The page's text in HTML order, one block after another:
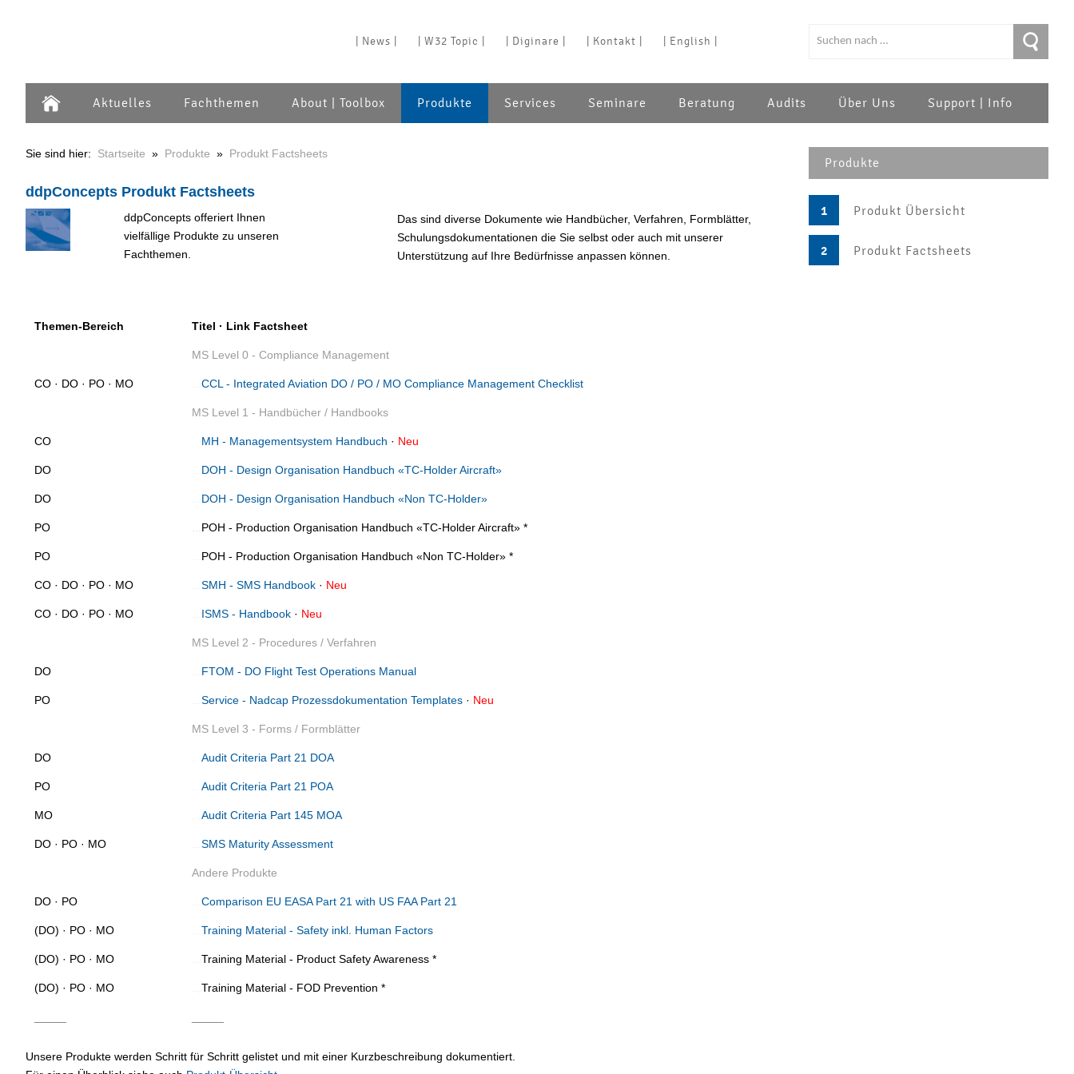
| News | | W32 Topic | | Diginare | | Kontakt | | English |
Aktuelles Fachthemen About | Toolbox Produkte Services Seminare Beratung Audits Über Uns Support | Info
Produkte
1 Produkt Übersicht
2 Produkt Factsheets
Sie sind hier: Startseite » Produkte » Produkt Factsheets
ddpConcepts Produkt Factsheets
ddpConcepts offeriert Ihnen
vielfällige Produkte zu unseren
Fachthemen.
Das sind diverse Dokumente wie Handbücher, Verfahren, Formblätter,
Schulungsdokumentationen die Sie selbst oder auch mit unserer
Unterstützung auf Ihre Bedürfnisse anpassen können.
Themen-Bereich Titel · Link Factsheet
MS Level 0 - Compliance Management
CO · DO · PO · MO CCL - Integrated Aviation DO / PO / MO Compliance Management Checklist
MS Level 1 - Handbücher / Handbooks
CO MH - Managementsystem Handbuch · Neu
DO DOH - Design Organisation Handbuch «TC-Holder Aircraft»
DO DOH - Design Organisation Handbuch «Non TC-Holder»
PO POH - Production Organisation Handbuch «TC-Holder Aircraft» *
PO POH - Production Organisation Handbuch «Non TC-Holder» *
CO · DO · PO · MO SMH - SMS Handbook · Neu
CO · DO · PO · MO ISMS - Handbook · Neu
MS Level 2 - Procedures / Verfahren
DO FTOM - DO Flight Test Operations Manual
PO Service - Nadcap Prozessdokumentation Templates · Neu
MS Level 3 - Forms / Formblätter
DO Audit Criteria Part 21 DOA
PO Audit Criteria Part 21 POA
MO Audit Criteria Part 145 MOA
DO · PO · MO SMS Maturity Assessment
Andere Produkte
DO · PO Comparison EU EASA Part 21 with US FAA Part 21
(DO) · PO · MO Training Material - Safety inkl. Human Factors
(DO) · PO · MO Training Material - Product Safety Awareness *
(DO) · PO · MO Training Material - FOD Prevention *
Unsere Produkte werden Schritt für Schritt gelistet und mit einer Kurzbeschreibung dokumentiert.